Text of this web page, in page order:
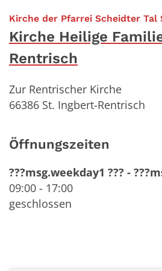
Kirche der Pfarrei Scheidter Tal
Kirche Heilige
Rentrisch
Zur Rentrischer Kirche
66386 St. Ingbert-Rentrisch
Öffnungszeiten
???msg.weekday1 ??? -
09:00 - 17:00
geschlossen